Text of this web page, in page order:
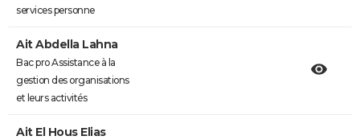
services personne
Ait Abdella Lahna
Bac pro Assistance à la
gestion des organisations
et leurs activités
Ait El Hous Elias